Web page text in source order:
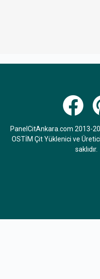
PanelCitAnkara.com 2013-
OSTİM Çit Yüklenici ve
saklıdır.